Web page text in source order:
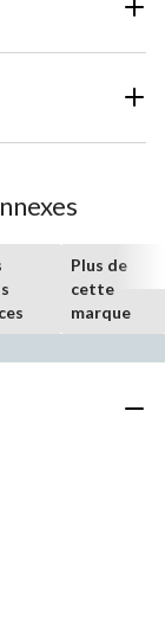
Plus de
cette
marque